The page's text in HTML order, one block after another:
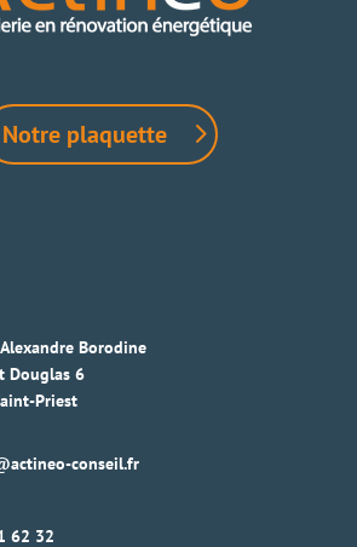
Notre plaquette
Borodine
Douglas 6
Priest
conseil.fr
62 32